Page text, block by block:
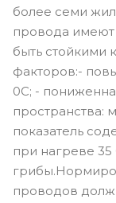
более семи
провода
быть стойкими
факторов:-
0С; -
пространства:
показатель
при нагреве
проводов